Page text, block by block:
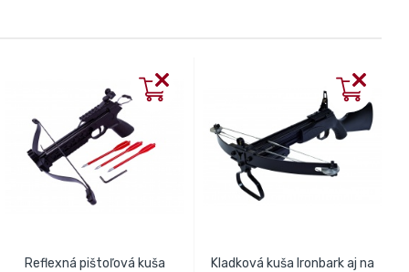
Reflexná pištoľová kuša
Kladková kuša Ironbark aj na